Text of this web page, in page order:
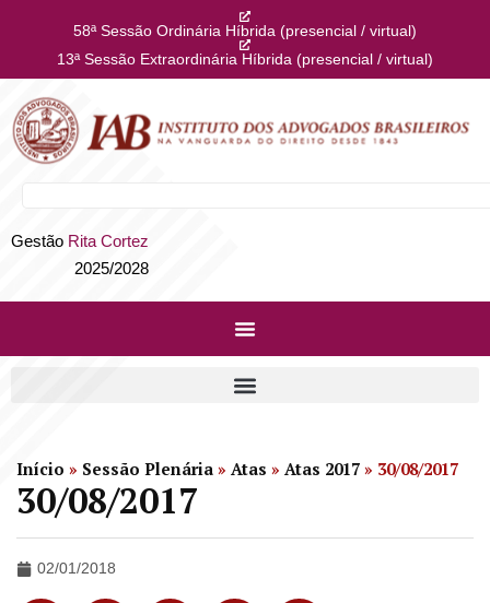
58ª Sessão Ordinária Híbrida (presencial / virtual)
13ª Sessão Extraordinária Híbrida (presencial / virtual)
Gestão Rita Cortez
2025/2028
Início » Sessão Plenária » Atas » Atas 2017 » 30/08/2017
30/08/2017
02/01/2018